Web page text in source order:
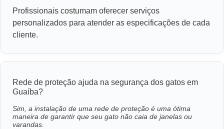
Profissionais costumam oferecer serviços
personalizados para atender as especificações de cada
cliente.
Rede de proteção ajuda na segurança dos gatos em
Guaíba?
Sim, a instalação de uma rede de proteção é uma ótima
maneira de garantir que seu gato não caia de janelas ou
varandas.